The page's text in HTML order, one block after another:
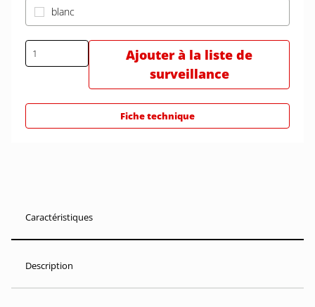
blanc
Ajouter à la liste de
surveillance
Fiche technique
Caractéristiques
Description